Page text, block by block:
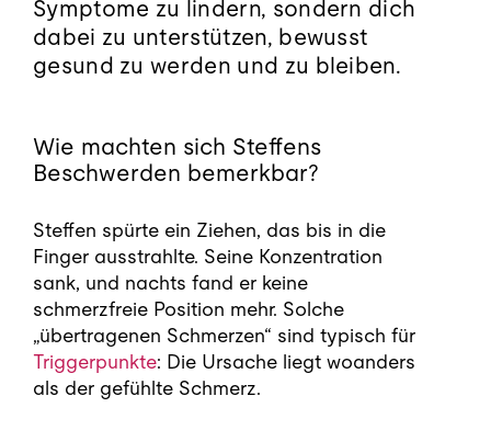
Symptome zu lindern, sondern dich
dabei zu unterstützen, bewusst
gesund zu werden und zu bleiben.
Wie machten sich Steffens
Beschwerden bemerkbar?
Steffen spürte ein Ziehen, das bis in die
Finger ausstrahlte. Seine Konzentration
sank, und nachts fand er keine
schmerzfreie Position mehr. Solche
„übertragenen Schmerzen“ sind typisch für
Triggerpunkte: Die Ursache liegt woanders
als der gefühlte Schmerz.